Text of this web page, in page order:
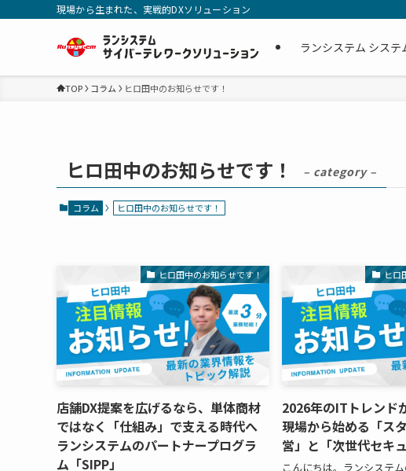
現場から生まれた、実戦的DXソリューション
ランシステム システ
TOP コラム ヒロ田中のお知らせです！
ヒロ田中のお知らせです！ – category –
コラム ヒロ田中のお知らせです！
ヒロ田中のお知らせです！
店舗DX提案を広げるなら、単体商材
ではなく「仕組み」で支える時代へ
ランシステムのパートナープログラ
ム「SIPP」
ヒロ
2026年のITトレンド
現場から始める「ス
営」と「次世代セキュ
こんにちは。ランシステム